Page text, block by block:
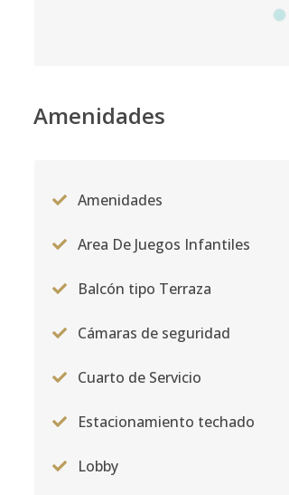
Código 2795 -11
-13
Código2795-1
Amenidades
Amenidades
Area De Juegos Infantiles
Balcón tipo Terraza
Cámaras de seguridad
Cuarto de Servicio
Estacionamiento techado
Lobby